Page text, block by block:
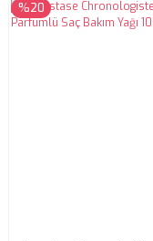
Ürün resmi kalitesiz,
Ürün açıklamasında
%20